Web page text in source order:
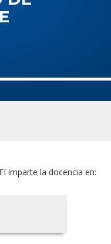
imparte la docencia en: